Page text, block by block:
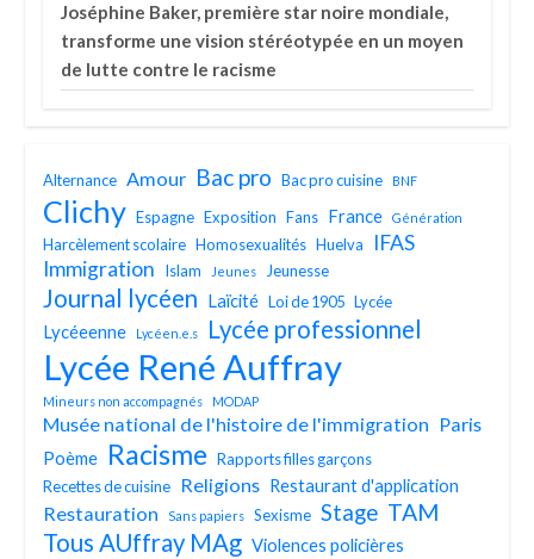
Joséphine Baker, première star noire mondiale,
transforme une vision stéréotypée en un moyen
de lutte contre le racisme
Alternance Amour Bac pro Bac pro cuisine BNF
Clichy Espagne Exposition Fans France Génération
Harcèlement scolaire Homosexualités Huelva
IFAS
Immigration
Islam Jeunes Jeunesse
Journal lycéen Laïcité Loi de 1905 Lycée
Lycéeenne Lycéen.e.s Lycée professionnel
Lycée René Auffray
Mineurs non accompagnés MODAP
Musée national de l'histoire de l'immigration Paris
Poème Racisme Rapports filles garçons
Recettes de cuisine
Religions Restaurant d'application
Restauration Sans papiers Sexisme Stage TAM
Tous AUffray MAg Violences policières